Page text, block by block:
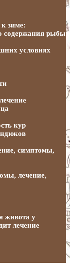
зиме:
содержания рыбы
условиях
кур
симптомы,
лечение,
живота у
лечение